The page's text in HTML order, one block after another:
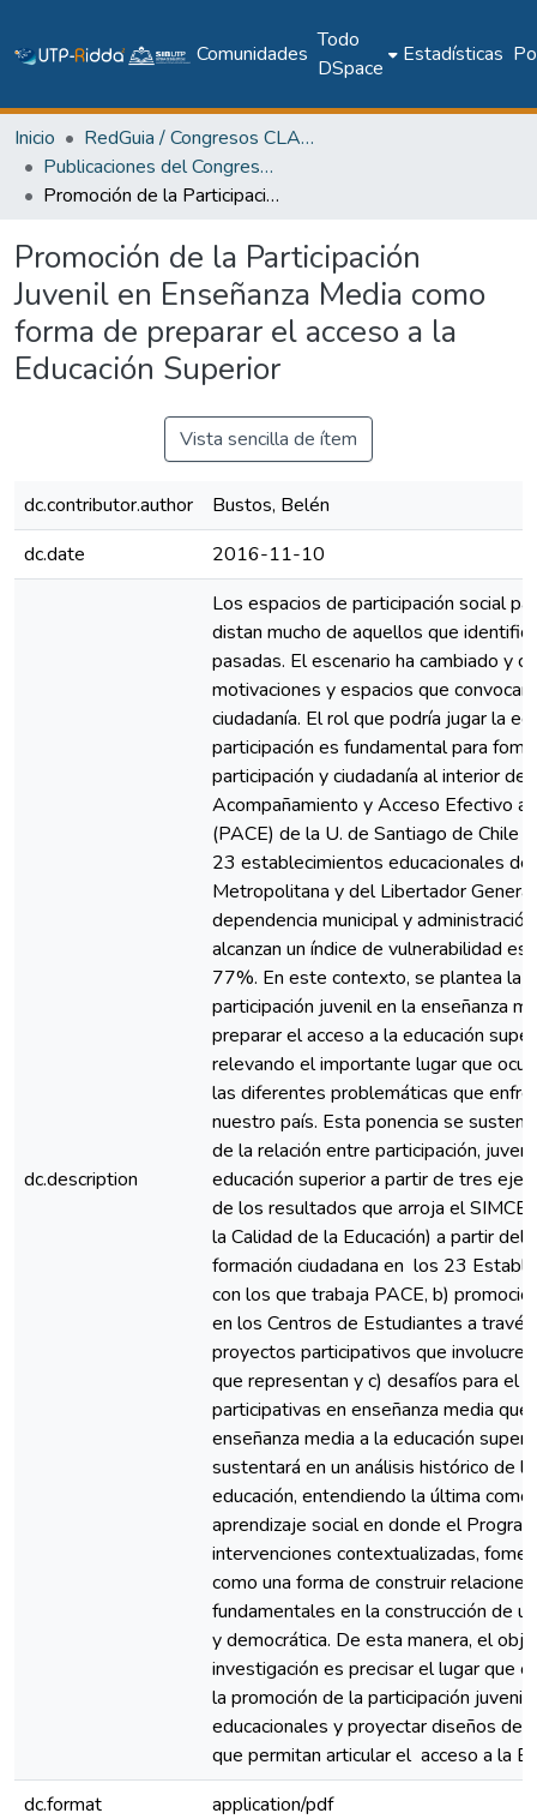
Comunidades
Todo
DSpace
Estadísticas
Inicio
RedGuia / Congresos CLABES
Publicaciones del Congreso Internacional CLABES
Promoción de la Participación Juvenil en Enseñanza Media como forma de preparar el acceso a la Educación Superior
Promoción de la Participación
Juvenil en Enseñanza Media como
forma de preparar el acceso a la
Educación Superior
Vista sencilla de ítem
dc.contributor.author
Bustos, Belén
dc.date
2016-11-10
dc.description
Los espacios de participación social
distan mucho de aquellos que
pasadas. El escenario ha cambiado y
motivaciones y espacios que
ciudadanía. El rol que podría jugar la
participación es fundamental para
participación y ciudadanía al interior
Acompañamiento y Acceso Efectivo a
(PACE) de la U. de Santiago de Chile
23 establecimientos educacionales de
Metropolitana y del Libertador
dependencia municipal y
alcanzan un índice de vulnerabilidad
77%. En este contexto, se plantea la
participación juvenil en la enseñanza
preparar el acceso a la educación
relevando el importante lugar que
las diferentes problemáticas que
nuestro país. Esta ponencia se
de la relación entre participación,
educación superior a partir de tres
de los resultados que arroja el SIMCE
la Calidad de la Educación) a partir del
formación ciudadana en los 23
con los que trabaja PACE, b)
en los Centros de Estudiantes a
proyectos participativos que
que representan y c) desafíos para el
participativas en enseñanza media
enseñanza media a la educación
sustentará en un análisis histórico de
educación, entendiendo la última
aprendizaje social en donde el
intervenciones contextualizadas,
como una forma de construir
fundamentales en la construcción de
y democrática. De esta manera, el
investigación es precisar el lugar que
la promoción de la participación
educacionales y proyectar diseños de
que permitan articular el acceso a la
dc.format
application/pdf